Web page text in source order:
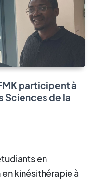
participent à
Sciences de la
en
kinésithérapie à